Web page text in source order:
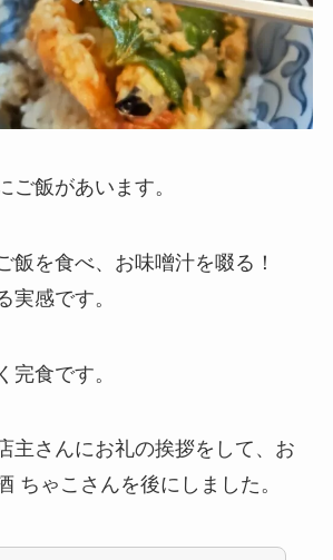
ご飯があいます。
飯を食べ、お味噌汁を啜る！
実感です。
完食です。
主さんにお礼の挨拶をして、お
ちゃこさんを後にしました。